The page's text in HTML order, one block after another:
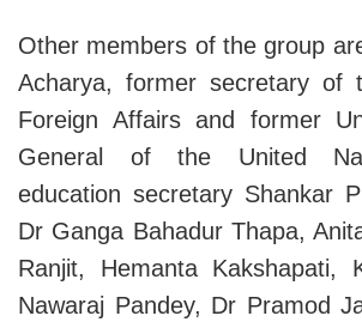
Other members of the group
Acharya, former secretary of
Foreign Affairs and former
General of the United
education secretary Shankar
Dr Ganga Bahadur Thapa,
Ranjit, Hemanta Kakshapati,
Nawaraj Pandey, Dr Pramod